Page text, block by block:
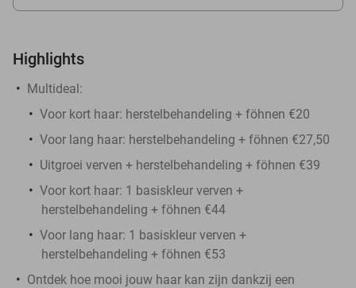
Highlights
Multideal:
Voor kort haar: herstelbehandeling + föhnen €20
Voor lang haar: herstelbehandeling + föhnen €27,50
Uitgroei verven + herstelbehandeling + föhnen €39
Voor kort haar: 1 basiskleur verven +
herstelbehandeling + föhnen €44
Voor lang haar: 1 basiskleur verven +
herstelbehandeling + föhnen €53
Ontdek hoe mooi jouw haar kan zijn dankzij een